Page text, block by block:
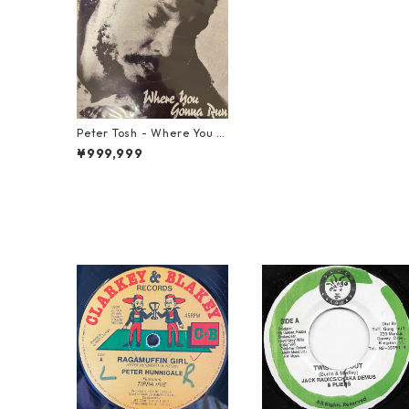
Peter Tosh - Where You G
onna Run【7-20821】
¥999,999